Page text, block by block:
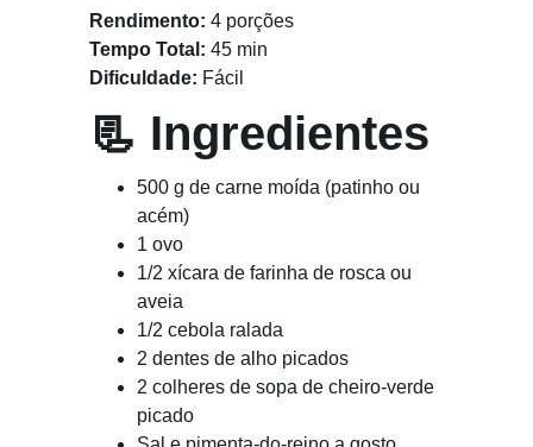
Rendimento: 4 porções
Tempo Total: 45 min
Dificuldade: Fácil
📃 Ingredientes
500 g de carne moída (patinho ou
acém)
1 ovo
1/2 xícara de farinha de rosca ou
aveia
1/2 cebola ralada
2 dentes de alho picados
2 colheres de sopa de cheiro-verde
picado